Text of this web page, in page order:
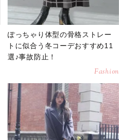
ぽっちゃり体型の骨格ストレー
トに似合う冬コーデおすすめ11
選♪事故防止！
Fashion